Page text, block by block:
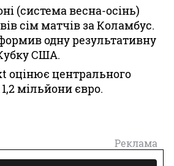
(система весна-осінь)
сім матчів за Коламбус.
одну результативну
США.
оцінює центрального
мільйони євро.
Реклама